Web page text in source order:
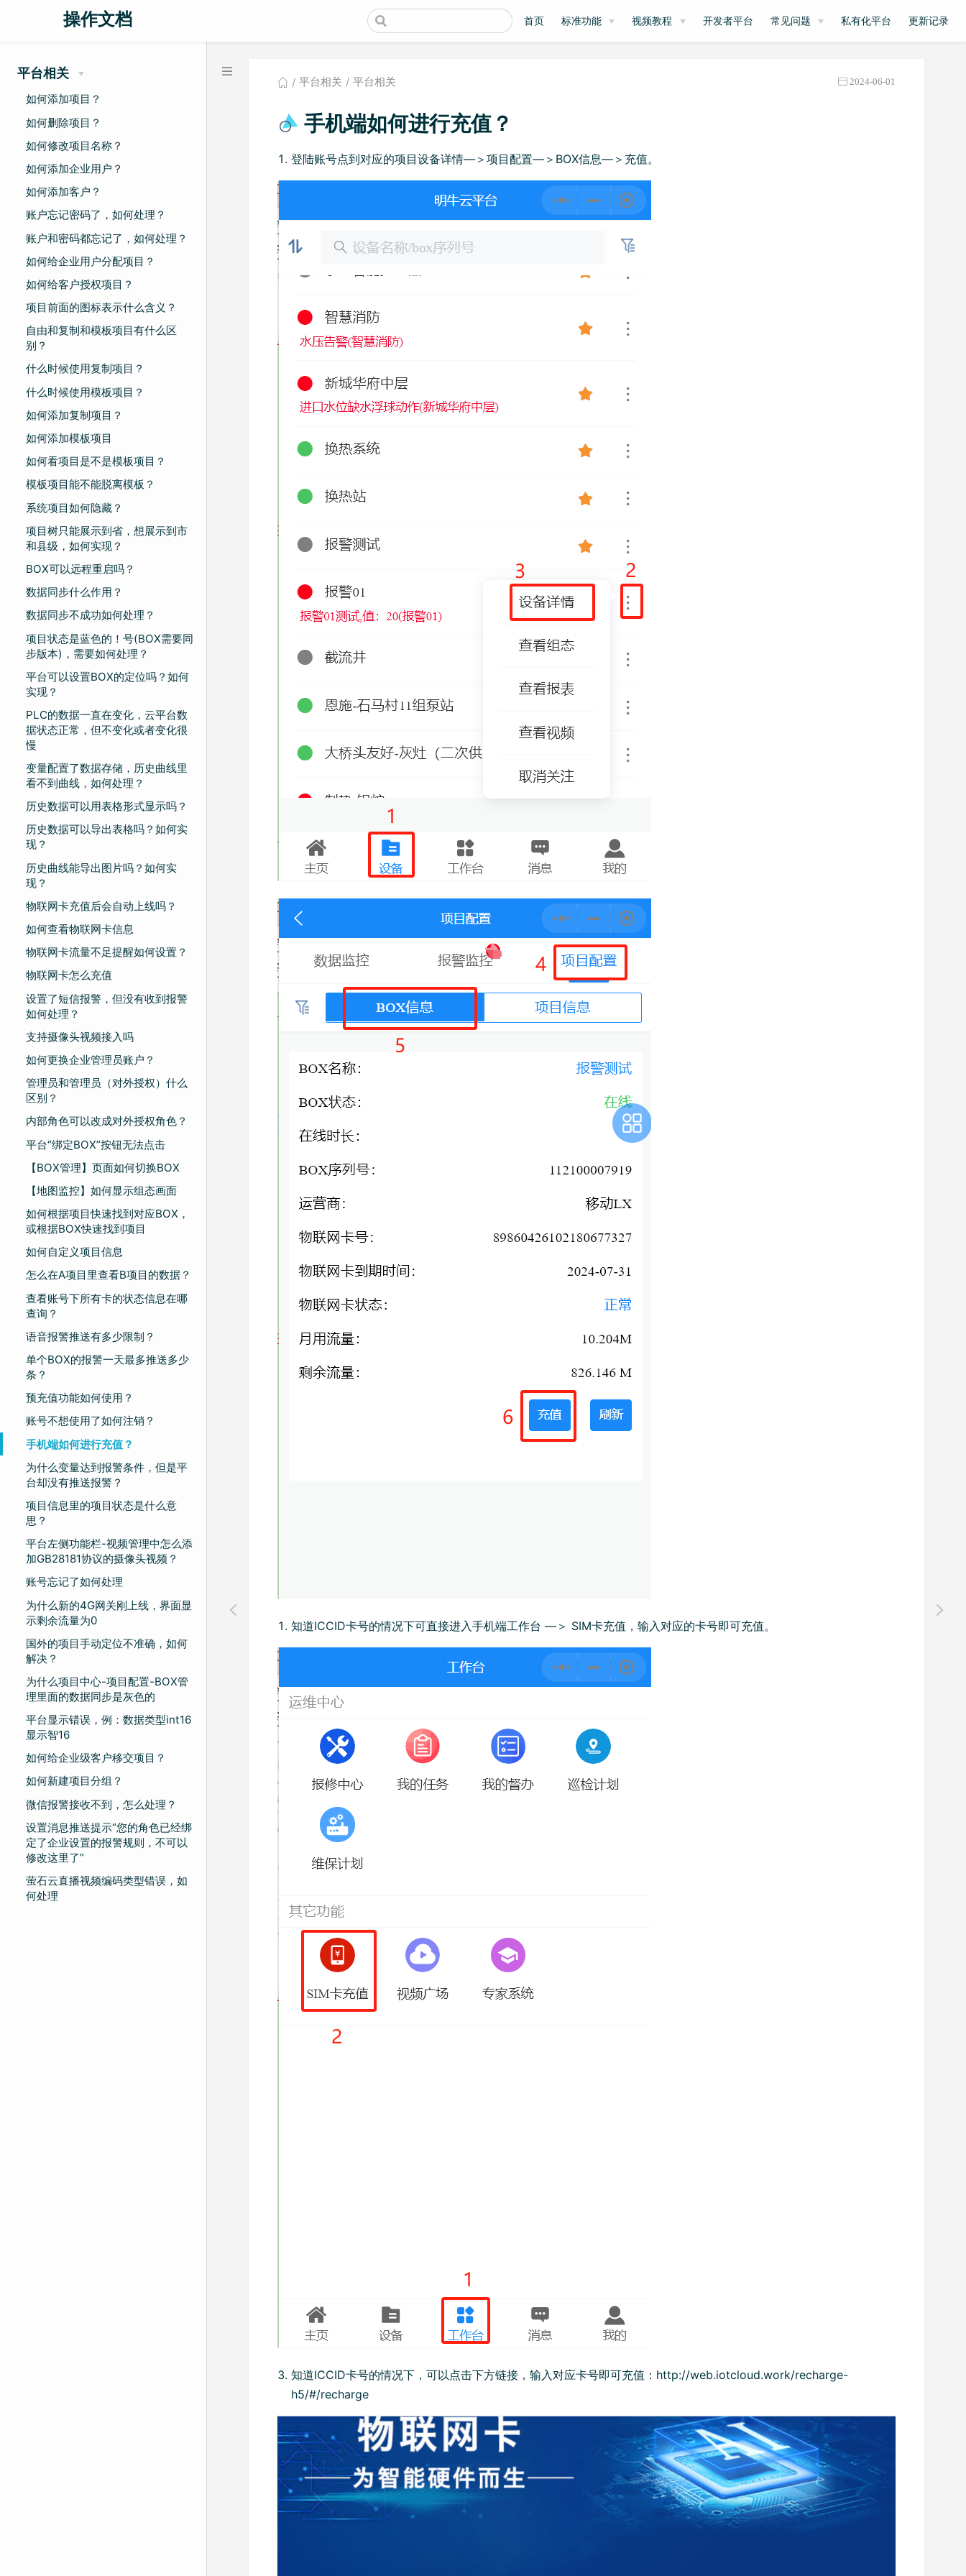
操作文档 首页 标准功能 视频教程 开发者平台 常见问题 私有化平台 更新记录
平台相关
如何添加项目？
如何删除项目？
如何修改项目名称？
如何添加企业用户？
如何添加客户？
账户忘记密码了，如何处理？
账户和密码都忘记了，如何处理？
如何给企业用户分配项目？
如何给客户授权项目？
项目前面的图标表示什么含义？
自由和复制和模板项目有什么区
别？
什么时候使用复制项目？
什么时候使用模板项目？
如何添加复制项目？
如何添加模板项目
如何看项目是不是模板项目？
模板项目能不能脱离模板？
系统项目如何隐藏？
项目树只能展示到省，想展示到市
和县级，如何实现？
BOX可以远程重启吗？
数据同步什么作用？
数据同步不成功如何处理？
项目状态是蓝色的！号(BOX需要同
步版本)，需要如何处理？
平台可以设置BOX的定位吗？如何
实现？
PLC的数据一直在变化，云平台数
据状态正常，但不变化或者变化很
慢
变量配置了数据存储，历史曲线里
看不到曲线，如何处理？
历史数据可以用表格形式显示吗？
历史数据可以导出表格吗？如何实
现？
历史曲线能导出图片吗？如何实
现？
物联网卡充值后会自动上线吗？
如何查看物联网卡信息
物联网卡流量不足提醒如何设置？
物联网卡怎么充值
设置了短信报警，但没有收到报警
如何处理？
支持摄像头视频接入吗
如何更换企业管理员账户？
管理员和管理员（对外授权）什么
区别？
内部角色可以改成对外授权角色？
平台“绑定BOX”按钮无法点击
【BOX管理】页面如何切换BOX
【地图监控】如何显示组态画面
如何根据项目快速找到对应BOX，
或根据BOX快速找到项目
如何自定义项目信息
怎么在A项目里查看B项目的数据？
查看账号下所有卡的状态信息在哪
查询？
语音报警推送有多少限制？
单个BOX的报警一天最多推送多少
条？
预充值功能如何使用？
账号不想使用了如何注销？
手机端如何进行充值？
为什么变量达到报警条件，但是平
台却没有推送报警？
项目信息里的项目状态是什么意
思？
平台左侧功能栏-视频管理中怎么添
加GB28181协议的摄像头视频？
账号忘记了如何处理
为什么新的4G网关刚上线，界面显
示剩余流量为0
国外的项目手动定位不准确，如何
解决？
为什么项目中心-项目配置-BOX管
理里面的数据同步是灰色的
平台显示错误，例：数据类型int16
显示智16
如何给企业级客户移交项目？
如何新建项目分组？
微信报警接收不到，怎么处理？
设置消息推送提示“您的角色已经绑
定了企业设置的报警规则，不可以
修改这里了”
萤石云直播视频编码类型错误，如
何处理
平台相关 平台相关 2024-06-01
手机端如何进行充值？
登陆账号点到对应的项目设备详情—＞项目配置—＞BOX信息—＞充值。
知道ICCID卡号的情况下可直接进入手机端工作台 —＞ SIM卡充值，输入对应的卡号即可充值。
知道ICCID卡号的情况下，可以点击下方链接，输入对应卡号即可充值：http://web.iotcloud.work/recharge-
h5/#/recharge